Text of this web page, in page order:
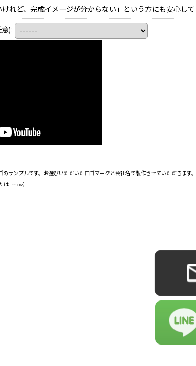
けれど、完成イメージが分からない」という方にも安心し
):
のサンプルです。お選びいただいたロゴマークと会社名で製作させていただきま
は .mov）